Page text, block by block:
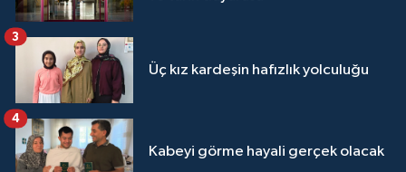
Üç kız kardeşin hafızlık yolculuğu
3
Kabeyi görme hayali gerçek olacak
4
Van Müftülüğü
Yalova Müftülüğü
Yozgat Müftülüğü